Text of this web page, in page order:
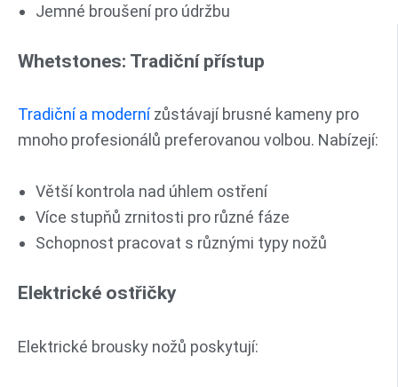
Jemné broušení pro údržbu
Whetstones: Tradiční přístup
Tradiční a modernízůstávají brusné kameny pro
mnoho profesionálů preferovanou volbou. Nabízejí:
Větší kontrola nad úhlem ostření
Více stupňů zrnitosti pro různé fáze
Schopnost pracovat s různými typy nožů
Elektrické ostřičky
Elektrické brousky nožů poskytují: